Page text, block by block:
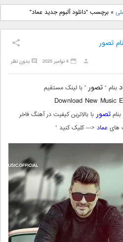
دانلود آهنگ جدید علی
یاسینی بنام دورترین نزدیک »برچسب "دانلود آلبوم جدید عماد"
تصور
بدون نظر 4 نوامبر 2020
بنام “تصور” با لینک مستقیم
Download New Music
بنامتصوربا بالاترین کیفیت در آهنگ فاخر
هایعماد <— کلیک کنید “